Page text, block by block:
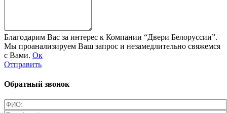
Благодарим Вас за интерес к Компании “Двери Белоруссии”.
Мы проанализируем Ваш запрос и незамедлительно свяжемся
с Вами. Ок
Отправить
Обратный звонок